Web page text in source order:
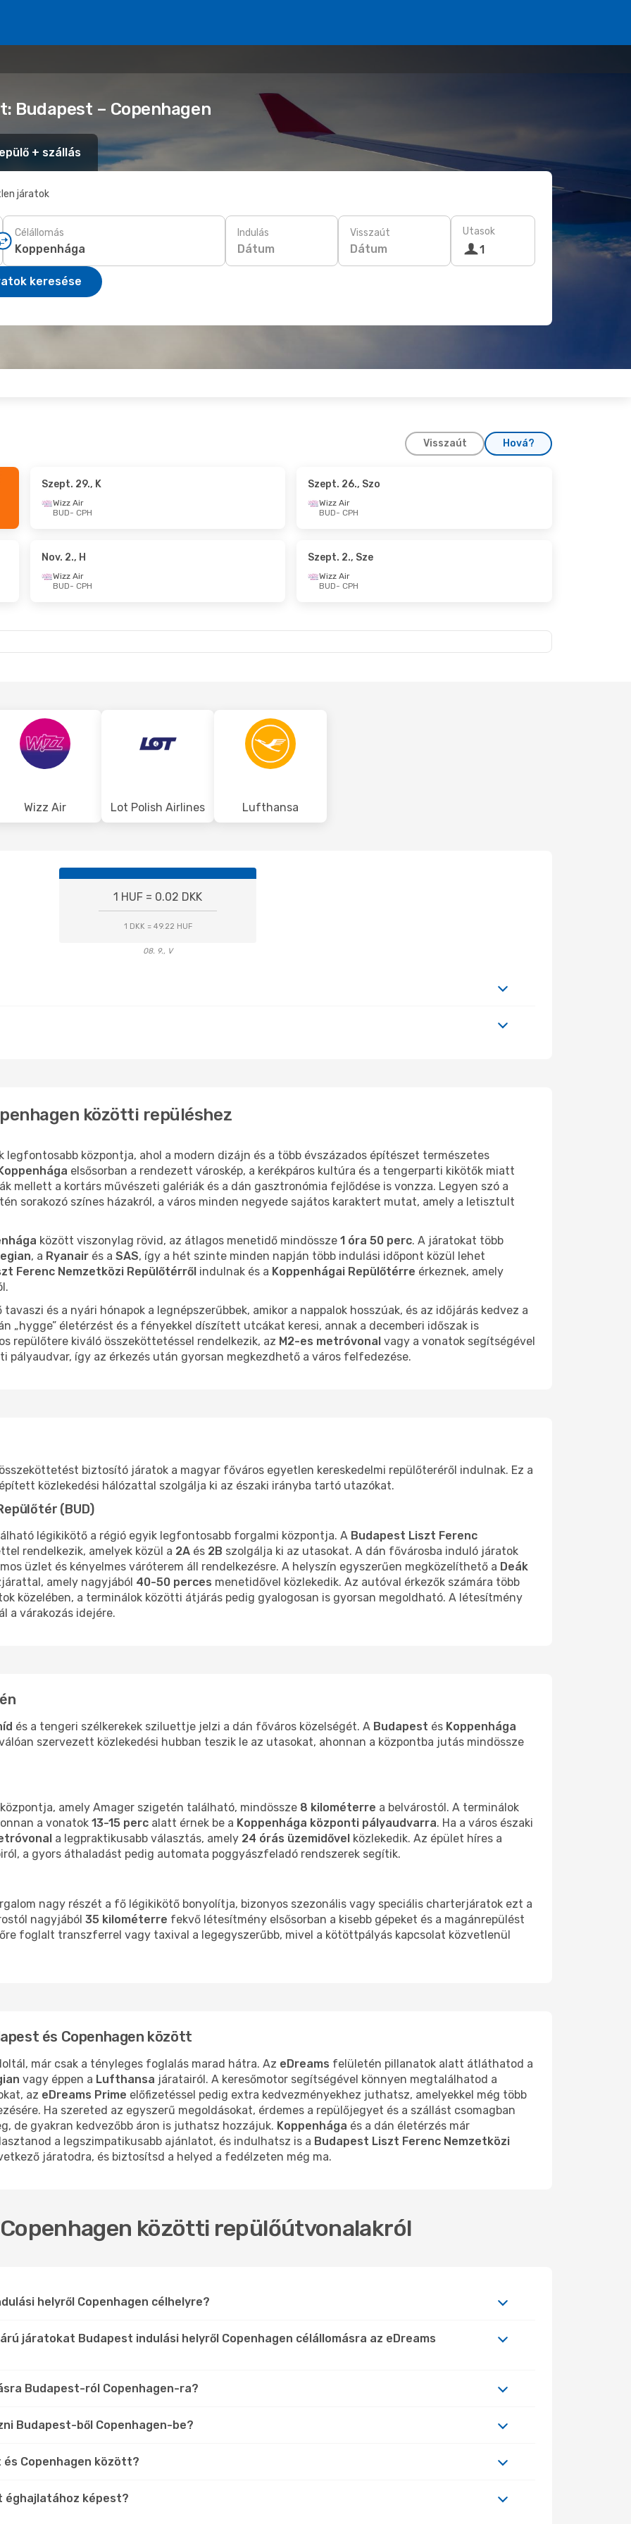
Budapest – Copenhagen
+ szállás
járatok
Célállomás Indulás
Dátum
Visszaút
Dátum
Utasok
1
keresése
Visszaút Hová?
- Szept. 2., Sze - Okt. 15., Cs
Szept. 29., K
Wizz Air
BUD- CPH
Szept. 26., Szo
Wizz Air
BUD- CPH
Nov. 2., H
Wizz Air
BUD- CPH
Szept. 2., Sze
Wizz Air
BUD- CPH
Wizz Air Lot Polish Airlines Lufthansa
1 HUF = 0.02 DKK
1 DKK = 49.22 HUF
08. 9., V
közötti repüléshez
legfontosabb központja, ahol a modern dizájn és a több évszázados építészet természetes
elsősorban a rendezett városkép, a kerékpáros kultúra és a tengerparti kikötők miatt
mellett a kortárs művészeti galériák és a dán gasztronómia fejlődése is vonzza. Legyen szó a
sorakozó színes házakról, a város minden negyede sajátos karaktert mutat, amely a letisztult
között viszonylag rövid, az átlagos menetidő mindössze 1 óra 50 perc. A járatokat több
, a Ryanair és a SAS, így a hét szinte minden napján több indulási időpont közül lehet
Ferenc Nemzetközi Repülőtérről indulnak és a Koppenhágai Repülőtérre érkeznek, amely
és a nyári hónapok a legnépszerűbbek, amikor a nappalok hosszúak, és az időjárás kedvez a
„hygge” életérzést és a fényekkel díszített utcákat keresi, annak a decemberi időszak is
repülőtere kiváló összeköttetéssel rendelkezik, az M2-es metróvonal vagy a vonatok segítségével
pályaudvar, így az érkezés után gyorsan megkezdhető a város felfedezése.
biztosító járatok a magyar főváros egyetlen kereskedelmi repülőteréről indulnak. Ez a
közlekedési hálózattal szolgálja ki az északi irányba tartó utazókat.
(BUD)
légikikötő a régió egyik legfontosabb forgalmi központja. A Budapest Liszt Ferenc
rendelkezik, amelyek közül a 2A és 2B szolgálja ki az utasokat. A dán fővárosba induló járatok
üzlet és kényelmes váróterem áll rendelkezésre. A helyszín egyszerűen megközelíthető a Deák
amely nagyjából 40-50 perces menetidővel közlekedik. Az autóval érkezők számára több
közelében, a terminálok közötti átjárás pedig gyalogosan is gyorsan megoldható. A létesítmény
a várakozás idejére.
és a tengeri szélkerekek sziluettje jelzi a dán főváros közelségét. A Budapest és Koppenhága
szervezett közlekedési hubban teszik le az utasokat, ahonnan a központba jutás mindössze
amely Amager szigetén található, mindössze 8 kilométerre a belvárostól. A terminálok
a vonatok 13-15 perc alatt érnek be a Koppenhága központi pályaudvarra. Ha a város északi
a legpraktikusabb választás, amely 24 órás üzemidővel közlekedik. Az épület híres a
a gyors áthaladást pedig automata poggyászfeladó rendszerek segítik.
nagy részét a fő légikikötő bonyolítja, bizonyos szezonális vagy speciális charterjáratok ezt a
nagyjából 35 kilométerre fekvő létesítmény elsősorban a kisebb gépeket és a magánrepülést
foglalt transzferrel vagy taxival a legegyszerűbb, mivel a kötöttpályás kapcsolat közvetlenül
és Copenhagen között
már csak a tényleges foglalás marad hátra. Az eDreams felületén pillanatok alatt átláthatod a
vagy éppen a Lufthansa járatairól. A keresőmotor segítségével könnyen megtalálhatod a
az eDreams Prime előfizetéssel pedig extra kedvezményekhez juthatsz, amelyekkel még több
Ha szereted az egyszerű megoldásokat, érdemes a repülőjegyet és a szállást csomagban
de gyakran kedvezőbb áron is juthatsz hozzájuk. Koppenhága és a dán életérzés már
a legszimpatikusabb ajánlatot, és indulhatsz is a Budapest Liszt Ferenc Nemzetközi
járatodra, és biztosítsd a helyed a fedélzeten még ma.
Copenhagen közötti repülőútvonalakról
helyről Copenhagen célhelyre?
járatokat Budapest indulási helyről Copenhagen célállomásra az eDreams
Budapest-ról Copenhagen-ra?
Budapest-ből Copenhagen-be?
és Copenhagen között?
éghajlatához képest?